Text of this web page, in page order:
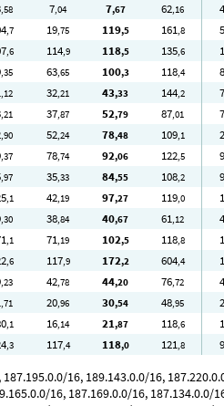
,58 7,04 7,67 62,16
,7 19,75 119,5 161,8
,6 114,9 118,5 135,6
,35 63,65 100,3 118,4
,12 32,21 43,33 144,2
,21 37,87 52,79 87,01
,90 52,24 78,48 109,1
,37 78,74 92,06 122,5
,97 35,33 84,55 108,2
,1 42,19 97,27 119,0
,30 38,84 40,67 61,12
,1 71,19 102,5 118,8
,6 117,9 172,2 604,4
,23 42,78 44,20 76,72
,71 20,96 30,54 48,95
,1 16,14 21,87 118,6
,3 117,4 118,0 121,8
16, 189.143.0.0/16,
16, 187.169.0.0/16,